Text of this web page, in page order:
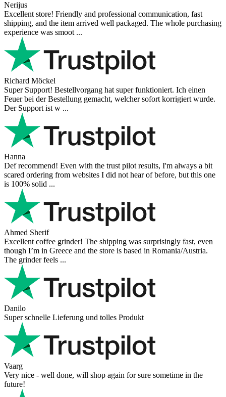
Nerijus
Excellent store! Friendly and professional communication, fast
shipping, and the item arrived well packaged. The whole purchasing
experience was smoot ...
Richard Möckel
Super Support! Bestellvorgang hat super funktioniert. Ich einen
Feuer bei der Bestellung gemacht, welcher sofort korrigiert wurde.
Der Support ist w ...
Hanna
Def recommend! Even with the trust pilot results, I'm always a bit
scared ordering from websites I did not hear of before, but this one
is 100% solid ...
Ahmed Sherif
Excellent coffee grinder! The shipping was surprisingly fast, even
though I’m in Greece and the store is based in Romania/Austria.
The grinder feels ...
Danilo
Super schnelle Lieferung und tolles Produkt
Vaarg
Very nice - well done, will shop again for sure sometime in the
future!